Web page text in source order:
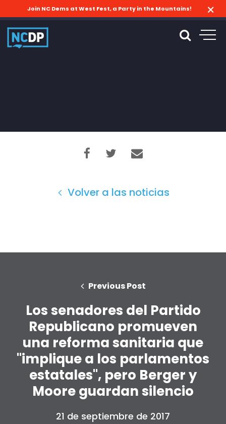
Join NC Dems at West Fest, a Party in the Mountains!
Volver a las noticias
Previous Post
Los senadores del Partido
Republicano promueven
una reforma sanitaria que
"implique a los parlamentos
estatales", pero Berger y
Moore guardan silencio
21 de septiembre de 2017